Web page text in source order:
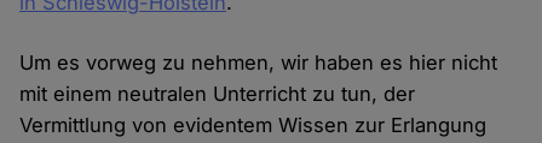
Um es vorweg zu nehmen, wir haben es hier nicht
mit einem neutralen Unterricht zu tun, der
Vermittlung von evidentem Wissen zur Erlangung